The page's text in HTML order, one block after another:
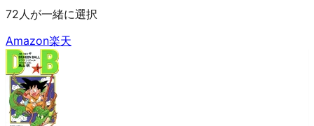
72人が一緒に選択
Amazon楽天